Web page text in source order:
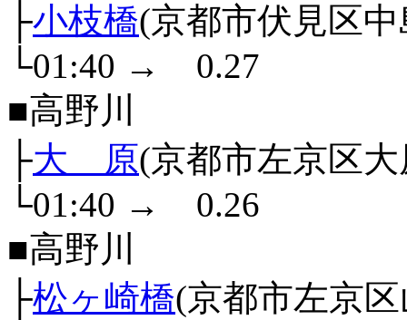
├小枝橋(京都市伏見区
└01:40 →
0.27
■高野川
├大 原(京都市左京区
└01:40 →
0.26
■高野川
├松ヶ崎橋(京都市左京